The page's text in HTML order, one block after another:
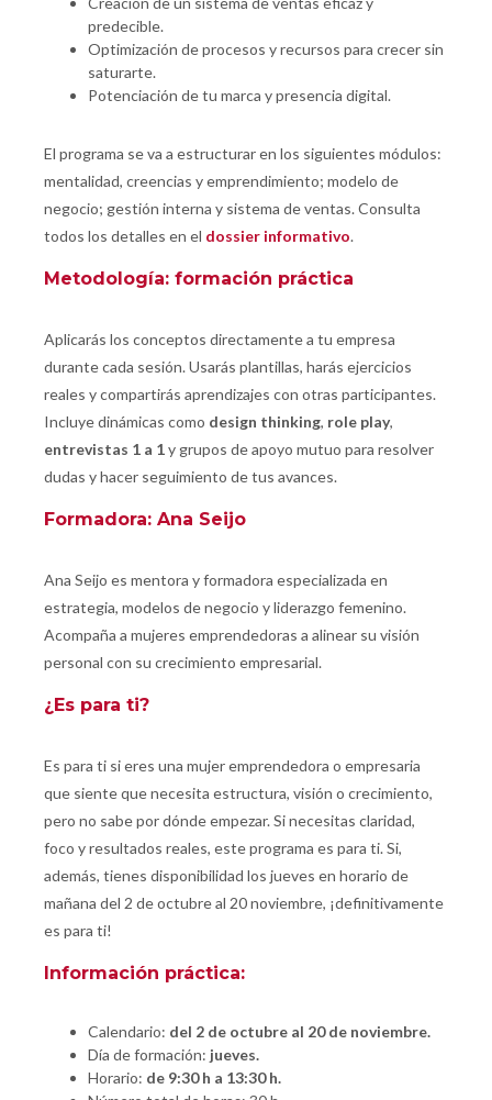
predecible.
Optimización de procesos y recursos para crecer sin
saturarte.
Potenciación de tu marca y presencia digital.
El programa se va a estructurar en los siguientes módulos:
mentalidad, creencias y emprendimiento; modelo de
negocio; gestión interna y sistema de ventas. Consulta
todos los detalles en el dossier informativo.
Metodología: formación práctica
Aplicarás los conceptos directamente a tu empresa
durante cada sesión. Usarás plantillas, harás ejercicios
reales y compartirás aprendizajes con otras participantes.
Incluye dinámicas como design thinking, role play,
entrevistas 1 a 1y grupos de apoyo mutuo para resolver
dudas y hacer seguimiento de tus avances.
Formadora: Ana Seijo
Ana Seijo es mentora y formadora especializada en
estrategia, modelos de negocio y liderazgo femenino.
Acompaña a mujeres emprendedoras a alinear su visión
personal con su crecimiento empresarial.
¿Es para ti?
Es para ti si eres una mujer emprendedora o empresaria
que siente que necesita estructura, visión o crecimiento,
pero no sabe por dónde empezar. Si necesitas claridad,
foco y resultados reales, este programa es para ti. Si,
además, tienes disponibilidad los jueves en horario de
mañana del 2 de octubre al 20 noviembre, ¡definitivamente
es para ti!
Información práctica:
Calendario: del 2 de octubre al 20 de noviembre.
Día de formación: jueves.
Horario: de 9:30 h a 13:30 h.